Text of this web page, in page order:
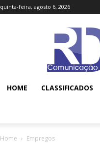
quinta-feira, agosto 6, 2026
HOME CLASSIFICADOS
Home Empregos